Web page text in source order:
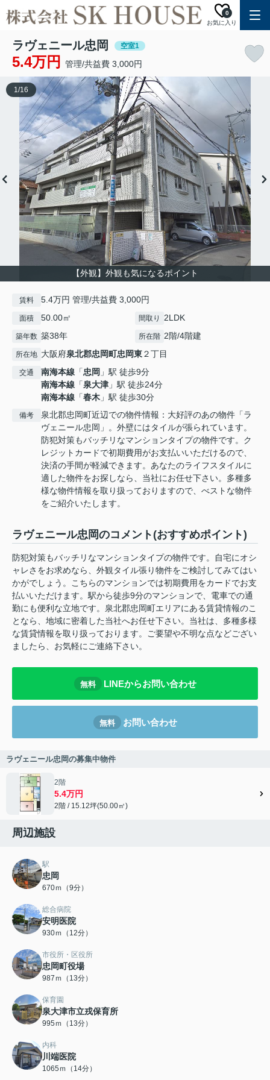
お気に入り
0
ラヴェニール忠岡 空室1
5.4万円 管理/共益費 3,000円
【外観】外観も気になるポイント
1/16
賃料 5.4万円 管理/共益費 3,000円
面積 50.00㎡ 間取り 2LDK
築年数 築38年 所在階 2階/4階建
所在地 大阪府泉北郡忠岡町忠岡東２丁目
交通 南海本線 「忠岡 」駅 徒歩9分
南海本線 「泉大津 」駅 徒歩24分
南海本線 「春木 」駅 徒歩30分
備考
泉北郡忠岡町近辺での物件情報：大好評のあの物件「ラ
ヴェニール忠岡」。外壁にはタイルが張られています。
防犯対策もバッチリなマンションタイプの物件です。ク
レジットカードで初期費用がお支払いいただけるので、
決済の手間が軽減できます。あなたのライフスタイルに
適した物件をお探しなら、当社にお任せ下さい。多種多
様な物件情報を取り扱っておりますので、べストな物件
をご紹介いたします。
ラヴェニール忠岡のコメント(おすすめポイント)
防犯対策もバッチリなマンションタイプの物件です。自宅にオシ
ャレさをお求めなら、外観タイル張り物件をご検討してみてはい
かがでしょう。こちらのマンションでは初期費用をカードでお支
払いいただけます。駅から徒歩9分のマンションで、電車での通
勤にも便利な立地です。泉北郡忠岡町エリアにある賃貸情報のこ
となら、地域に密着した当社へお任せ下さい。当社は、多種多様
な賃貸情報を取り扱っております。ご要望や不明な点などござい
ましたら、お気軽にご連絡下さい。
無料 LINEからお問い合わせ
無料 お問い合わせ
ラヴェニール忠岡の募集中物件
2階
5.4万円
2階 / 15.12坪(50.00㎡)
周辺施設
駅
忠岡
670ｍ（9分）
総合病院
安明医院
930ｍ（12分）
市役所・区役所
忠岡町役場
987ｍ（13分）
保育園
泉大津市立戎保育所
995ｍ（13分）
内科
川端医院
1065ｍ（14分）